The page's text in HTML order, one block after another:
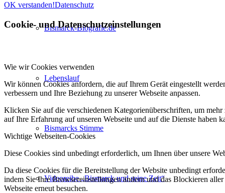
Bismarck-Biografie.de
Lebenslauf
Bismarcks Stimme
Videoreihe „Bismarck und seine Zeit“
OK verstanden!Datenschutz
Cookie- und Datenschutzeinstellungen
Wie wir Cookies verwenden
Wir können Cookies anfordern, die auf Ihrem Gerät eingestellt
verbessern und Ihre Beziehung zu unserer Webseite anpassen.
Klicken Sie auf die verschiedenen Kategorienüberschriften, um
auf Ihre Erfahrung auf unseren Webseite und auf die Dienste haben
Wichtige Webseiten-Cookies
Diese Cookies sind unbedingt erforderlich, um Ihnen über unsere
Da diese Cookies für die Bereitstellung der Website unbedingt
indem Sie Ihre Browsereinstellungen ändern und das Blockieren
Webseite erneut besuchen.